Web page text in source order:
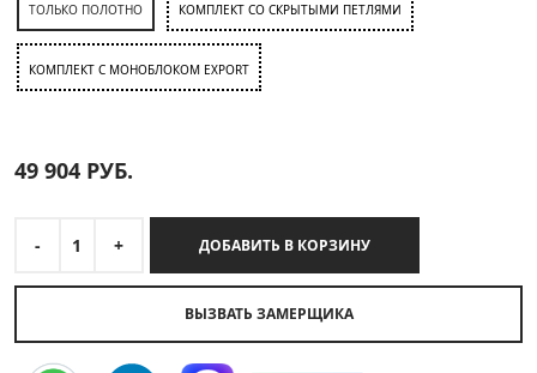
ТОЛЬКО ПОЛОТНО КОМПЛЕКТ СО СКРЫТЫМИ ПЕТЛЯМИ
КОМПЛЕКТ C МОНОБЛОКОМ EXPORT
49 904 РУБ.
- 1 + ДОБАВИТЬ В КОРЗИНУ
ВЫЗВАТЬ ЗАМЕРЩИКА